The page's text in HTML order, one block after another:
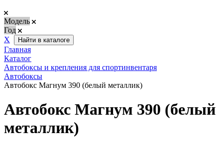
Модель
Год
Х
Найти в каталоге
Главная
Каталог
Автобоксы и крепления для спортинвентаря
Автобоксы
Автобокс Магнум 390 (белый металлик)
Автобокс Магнум 390 (белый
металлик)